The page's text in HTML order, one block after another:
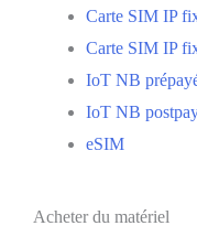
Carte SIM IP
Carte SIM IP
IoT NB
IoT NB
eSIM
Acheter du matériel